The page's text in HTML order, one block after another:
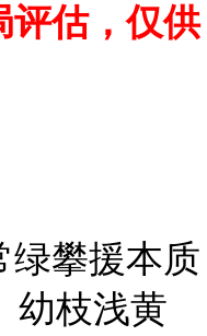
评估，仅供
绿攀援本质
幼枝浅黄